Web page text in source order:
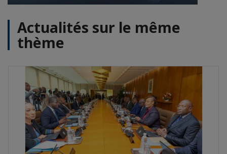
Actualités sur le même
thème